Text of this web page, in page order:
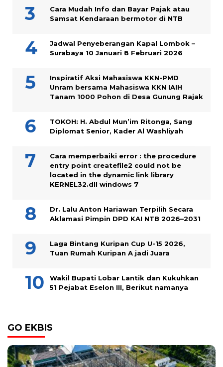
Cara Mudah Info dan Bayar Pajak atau
Samsat Kendaraan bermotor di NTB
Jadwal Penyeberangan Kapal Lombok –
Surabaya 10 Januari 8 Februari 2026
Inspiratif Aksi Mahasiswa KKN-PMD
Unram bersama Mahasiswa KKN IAIH
Tanam 1000 Pohon di Desa Gunung Rajak
TOKOH: H. Abdul Mun’im Ritonga, Sang
Diplomat Senior, Kader Al Washliyah
Cara memperbaiki error : the procedure
entry point createfile2 could not be
located in the dynamic link library
KERNEL32.dll windows 7
Dr. Lalu Anton Hariawan Terpilih Secara
Aklamasi Pimpin DPD KAI NTB 2026–2031
Laga Bintang Kuripan Cup U-15 2026,
Tuan Rumah Kuripan A jadi Juara
Wakil Bupati Lobar Lantik dan Kukuhkan
51 Pejabat Eselon III, Berikut namanya
GO EKBIS